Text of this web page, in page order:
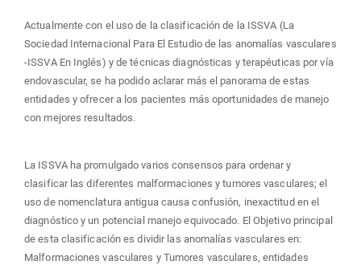
Actualmente con el uso de la clasificación de la ISSVA (La
Sociedad Internacional Para El Estudio de las anomalías vasculares
-ISSVA En Inglés) y de técnicas diagnósticas y terapéuticas por vía
endovascular, se ha podido aclarar más el panorama de estas
entidades y ofrecer a los pacientes más oportunidades de manejo
con mejores resultados.
La ISSVA ha promulgado varios consensos para ordenar y
clasificar las diferentes malformaciones y tumores vasculares; el
uso de nomenclatura antigua causa confusión, inexactitud en el
diagnóstico y un potencial manejo equivocado. El Objetivo principal
de esta clasificación es dividir las anomalías vasculares en:
Malformaciones vasculares y Tumores vasculares, entidades